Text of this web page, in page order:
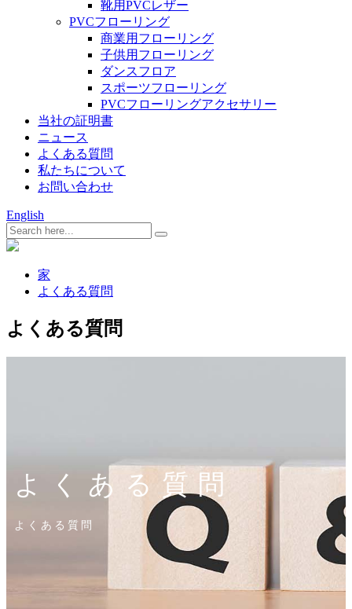
靴用PVCレザー
PVCフローリング
商業用フローリング
子供用フローリング
ダンスフロア
スポーツフローリング
PVCフローリングアクセサリー
当社の証明書
ニュース
よくある質問
私たちについて
お問い合わせ
English
家
よくある質問
よくある質問
よくある質問
よくある質問